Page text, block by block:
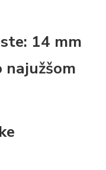
14 mm
najužšom